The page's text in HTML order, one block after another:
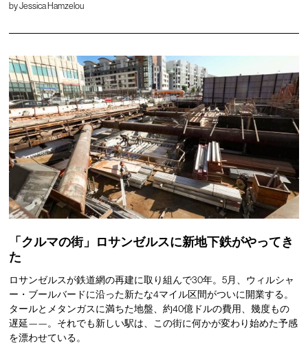
byJessica Hamzelou
「クルマの街」ロサンゼルスに新地下鉄がやってき
た
ロサンゼルスが鉄道網の再建に取り組んで30年。5月、ウィルシャ
ー・ブールバードに沿った新たな4マイル区間がついに開業する。
タールとメタンガスに満ちた地盤、約40億ドルの費用、幾度もの
遅延——。それでも新しい駅は、この街に何かが変わり始めた予感
を漂わせている。